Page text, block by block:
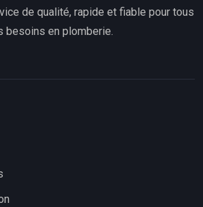
de qualité, rapide et fiable pour tous
besoins en plomberie.